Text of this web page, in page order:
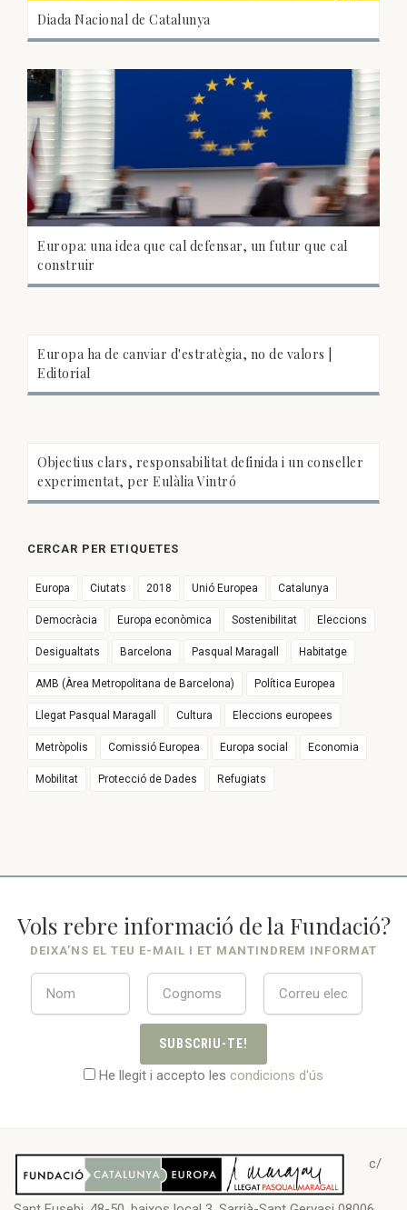
Diada Nacional de Catalunya
Europa: una idea que cal defensar, un futur que cal
construir
Europa ha de canviar d'estratègia, no de valors |
Editorial
Objectius clars, responsabilitat definida i un conseller
experimentat, per Eulàlia Vintró
CERCAR PER ETIQUETES
Europa Ciutats 2018 Unió Europea Catalunya
Democràcia Europa econòmica Sostenibilitat Eleccions
Desigualtats Barcelona Pasqual Maragall Habitatge
AMB (Àrea Metropolitana de Barcelona) Política Europea
Llegat Pasqual Maragall Cultura Eleccions europees
Metròpolis Comissió Europea Europa social Economia
Mobilitat Protecció de Dades Refugiats
Vols rebre informació de la Fundació?
DEIXA’NS EL TEU E-MAIL I ET MANTINDREM INFORMAT
SUBSCRIU-TE!
He llegit i accepto les condicions d'ús
c/